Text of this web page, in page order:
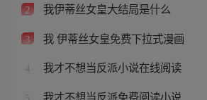
2 我伊蒂丝女皇大结局是什么
3 我 伊蒂丝女皇免费下拉式漫画
4 我才不想当反派小说在线阅读
5 我才不想当反派免费阅读小说